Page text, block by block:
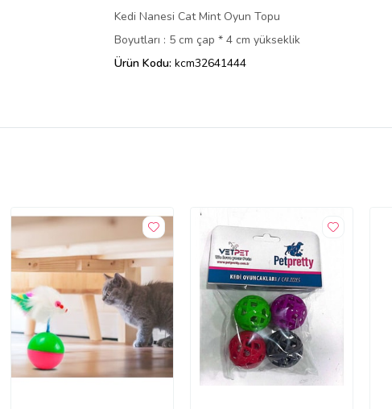
Kedi Nanesi Cat Mint Oyun Topu
Boyutları : 5 cm çap * 4 cm yükseklik
Ürün Kodu: kcm32641444